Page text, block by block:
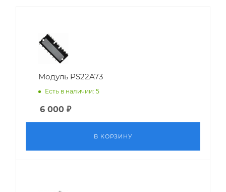
Модуль PS22A73
Есть в наличии: 5
6 000 ₽
В КОРЗИНУ